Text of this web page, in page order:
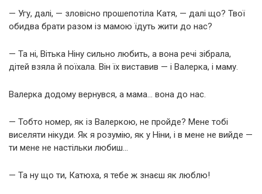
— Угу, далі, — зловісно прошепотіла Катя, — далі що? Твої
обидва брати разом із мамою їдуть жити до нас?
— Та ні, Вітька Ніну сильно любить, а вона речі зібрала,
дітей взяла й поїхала. Він їх виставив — і Валерка, і маму.
Валерка додому вернувся, а мама… вона до нас.
— Тобто номер, як із Валеркою, не пройде? Мене тобі
виселяти нікуди. Як я розумію, як у Ніни, і в мене не вийде —
ти мене не настільки любиш…
— Та ну що ти, Катюха, я тебе ж знаєш як люблю!